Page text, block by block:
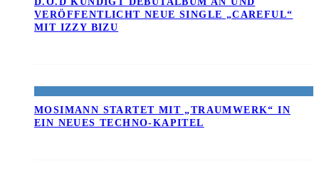
VERÖFFENTLICHT NEUE SINGLE „CAREFUL“
MIT IZZY BIZU
MOSIMANN STARTET MIT „TRAUMWERK“ IN
EIN NEUES TECHNO-KAPITEL